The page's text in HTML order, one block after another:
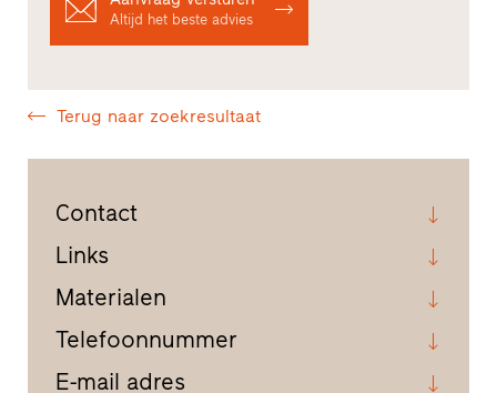
Altijd het beste advies
Terug naar zoekresultaat
Contact
Links
Materialen
Telefoonnummer
E-mail adres